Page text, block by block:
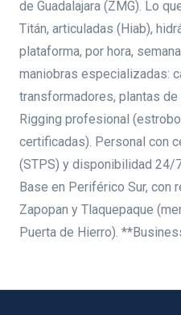
de Guadalajara (ZMG). Lo
Titán, articuladas (Hiab),
plataforma, por hora,
maniobras especializadas:
transformadores, plantas de
Rigging profesional
certificadas). Personal con
(STPS) y disponibilidad 24/
Base en Periférico Sur, con
Zapopan y Tlaquepaque
Puerta de Hierro).